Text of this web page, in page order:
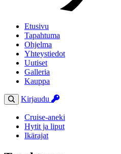
Etusivu
Tapahtuma
Ohjelma
Yhteystiedot
Uutiset
Galleria
Kauppa
Kirjaudu
Cruise-aneki
Hytit ja liput
Ikärajat